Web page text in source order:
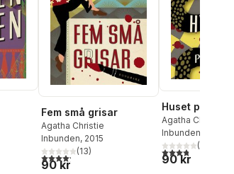
antal röster:
Fem små grisar
Agatha Christie
Inbunden, 2015
4,2utav 5 stjärnor. Totalt antal röster:
(13)
90 kr
Huset på
Agatha Christie
Inbunden
3,8utav 5(
90 kr